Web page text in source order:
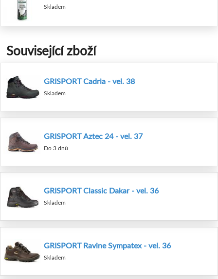
Skladem
Související zboží
GRISPORT Cadria - vel. 38
Skladem
GRISPORT Aztec 24 - vel. 37
Do 3 dnů
GRISPORT Classic Dakar - vel. 36
Skladem
GRISPORT Ravine Sympatex - vel. 36
Skladem